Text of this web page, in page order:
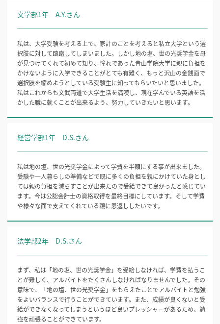
文学部1年 A.Y.さん
私は、大学受験を考える上で、家計のことを考えると私立大学という選
択肢に対して躊躇してしまいました。しかし地の塩、世の光奨学金を母
が見つけてくれて初めて知り、憧れであった青山学院大学に親に負担を
かけないように入学できることがとても有難く、もっと沢山の金銭面で
選択肢を縮めようとしている受験生に知ってもらいたいと思いました。
私はこれからも文武両道で大学生活を満喫し、現在学んでいる英語を活
かした職に就くことが出来るよう、努力していきたいと思います。
経営学部1年 D.S.さん
私は地の塩、世の光奨学金によって学費を半額にする事が出来ました。
受験や一人暮らしの準備などで既に多くの負担を親にかけていた身とし
ては親の負担を減らすことが出来たので受給できて良かったと感じてい
ます。今は公認会計士の資格取得を最終目標にしています。そして学費
や様々な面で支えてくれている親に恩返ししたいです。
法学部2年 D.S.さん
まず、私は「地の塩、世の光奨学金」を受給しなければ、学費を払うこ
とが難しく、アルバイトをたくさんしなければなりませんでした。その
意味で、「地の塩、世の光奨学金」をもらえたことでアルバイトと勉強
をよいバランスで行うことができています。また、成績が良くないと受
給ができなくなってしまうというほど良いプレッシャーがあるため、勉
強を頑張ることができています。